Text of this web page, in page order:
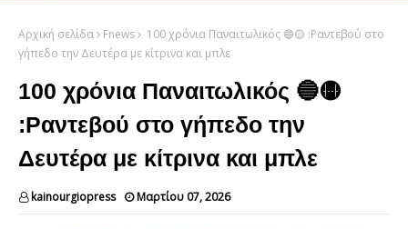
Αρχική σελίδα Fnews
100 χρόνια Παναιτωλικός 🔵🟡 :Ραντεβού στο
γήπεδο την Δευτέρα με κίτρινα και μπλε
100 χρόνια Παναιτωλικός 🔵🟡
:Ραντεβού στο γήπεδο την
Δευτέρα με κίτρινα και μπλε
kainourgiopress Μαρτίου 07, 2026